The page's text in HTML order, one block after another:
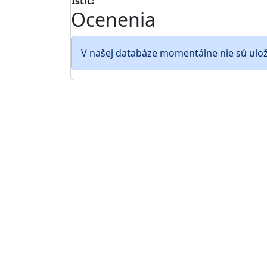
Ocenenia
V našej databáze momentálne nie sú